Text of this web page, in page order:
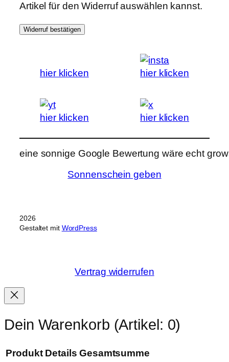
Artikel für den Widerruf auswählen kannst.
Widerruf bestätigen
hier klicken hier klicken
hier klicken hier klicken
eine sonnige Google Bewertung wäre echt
Sonnenschein geben
2026
Gestaltet mit WordPress
Vertrag widerrufen
Dein Warenkorb (Artikel: 0)
Produkt Details Gesamtsumme